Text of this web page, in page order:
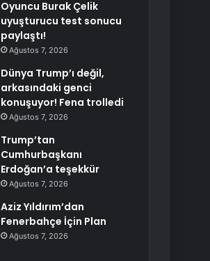
Oyuncu Burak Çelik
uyuşturucu test sonucu
paylaştı!
Ağustos 7, 2026
Dünya Trump’ı değil,
arkasındaki genci
konuşuyor! Fena trolledi
Ağustos 7, 2026
Trump’tan
Cumhurbaşkanı
Erdoğan’a teşekkür
Ağustos 7, 2026
Aziz Yıldırım’dan
Fenerbahçe İçin Plan
Ağustos 7, 2026